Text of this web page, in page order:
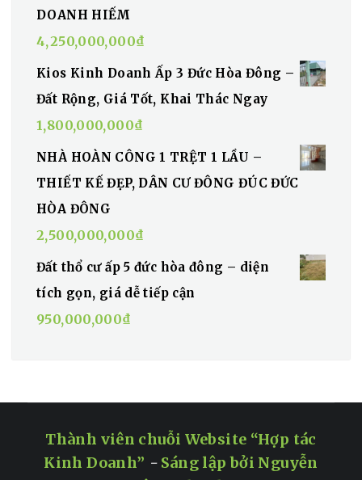
DOANH HIẾM
4,250,000,000₫
Kios Kinh Doanh Ấp 3 Đức Hòa Đông –
Đất Rộng, Giá Tốt, Khai Thác Ngay
1,800,000,000₫
NHÀ HOÀN CÔNG 1 TRỆT 1 LẦU –
THIẾT KẾ ĐẸP, DÂN CƯ ĐÔNG ĐÚC ĐỨC
HÒA ĐÔNG
2,500,000,000₫
Đất thổ cư ấp 5 đức hòa đông – diện
tích gọn, giá dễ tiếp cận
950,000,000₫
Thành viên chuỗi Website “Hợp tác
Kinh Doanh” - Sáng lập bởi Nguyễn